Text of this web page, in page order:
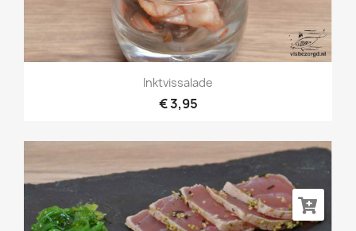
Inktvissalade
€ 3,95